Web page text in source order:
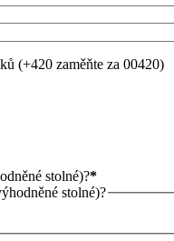
(+420 zaměňte za 00420)
stolné)?*
stolné)?